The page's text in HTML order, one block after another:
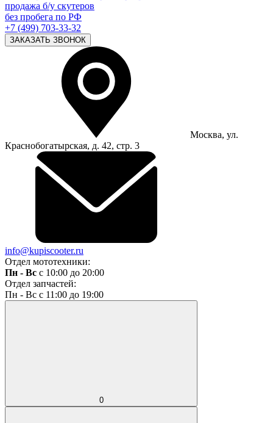
продажа б/у скутеров
без пробега по РФ
+7 (499) 703-33-32
ЗАКАЗАТЬ ЗВОНОК
Москва, ул.
Краснобогатырская, д. 42, стр. 3
info@kupiscooter.ru
Отдел мототехники:
Пн - Вс с 10:00 до 20:00
Отдел запчастей:
Пн - Вс с 11:00 до 19:00
0